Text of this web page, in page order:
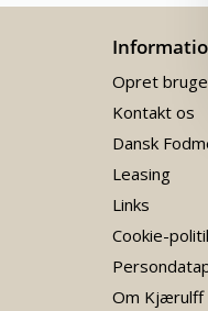
Opret
Kontakt os
Dansk
Leasing
Links
Cookie-
Om Kjærulff